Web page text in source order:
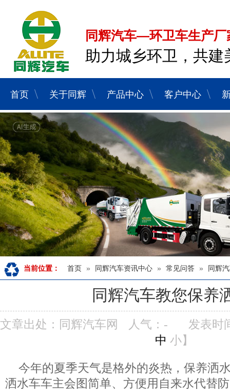
同辉汽车—环卫车生产厂
助力城乡环卫，共建
首页 关于同辉 产品中心 客户中心
当前位置： 首页 » 同辉汽车资讯中心 » 常见问答 » 同辉
同辉汽车教您保养
文章出处：同辉汽车网 人气： -
发表时
中 小】
今年的夏季天气是格外的炎热，保养洒
洒水车车主会图简单、方便用自来水代替